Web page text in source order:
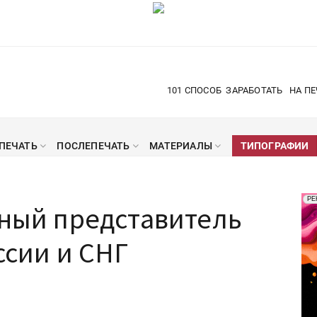
101 СПОСОБ ЗАРАБОТАТЬ НА
ПЕЧАТЬ ПОСЛЕПЕЧАТЬ МАТЕРИАЛЫ ТИПОГРАФИИ
представитель
и СНГ